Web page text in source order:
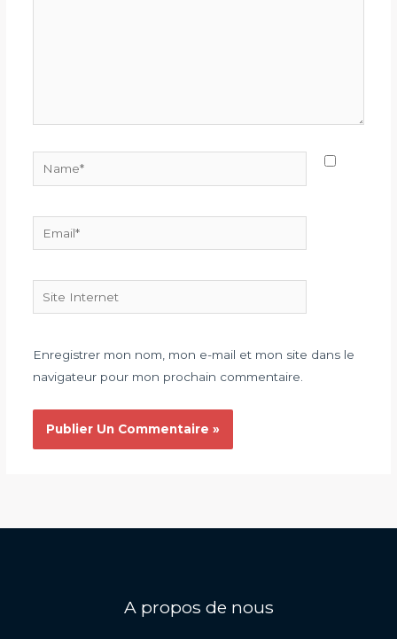
Site
Internet
Enregistrer mon nom, mon e-mail et mon site dans le
navigateur pour mon prochain commentaire.
A propos de nous